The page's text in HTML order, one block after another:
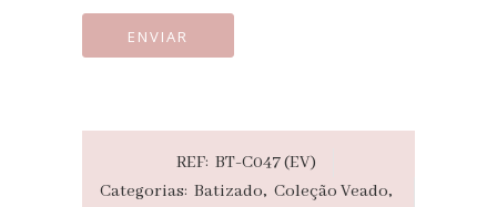
REF: BT-C047 (EV)
Categorias: Batizado, Coleção Veado,